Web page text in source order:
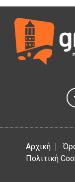
Θερινό Σινεμά στο
Καλοκαιριού
Ανάσες».
5 Αυγούστου 2026
5 Αυγούστου 2026
Αρχική
Πολιτική